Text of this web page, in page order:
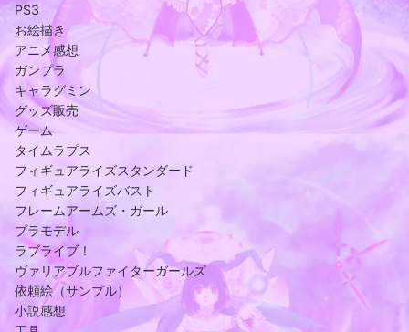
PS3
お絵描き
アニメ感想
ガンプラ
キャラグミン
グッズ販売
ゲーム
タイムラプス
フィギュアライズスタンダード
フィギュアライズバスト
フレームアームズ・ガール
プラモデル
ラブライブ！
ヴァリアブルファイターガールズ
依頼絵（サンプル）
小説感想